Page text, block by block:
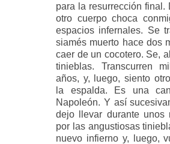
para la resurrección final.
otro cuerpo choca
espacios infernales. Se
siamés muerto hace dos
caer de un cocotero. Se,
tinieblas. Transcurren
años, y, luego, siento
la espalda. Es una
Napoleón. Y así
dejo llevar durante unos
por las angustiosas
nuevo infierno y, luego,